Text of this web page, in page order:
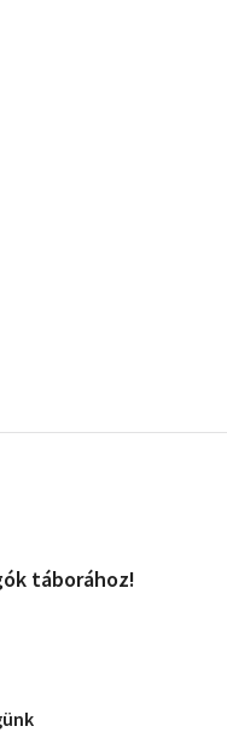
táborához!